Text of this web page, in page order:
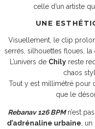
celle d’un artiste
UNE
Visuellement, le clip
serrés, silhouettes floues,
L’univers de Chily reste
chaos
Tout y est millimétré pour
que le
Rebanav 126 BPMn’est
d’adrénaline urbaine ,